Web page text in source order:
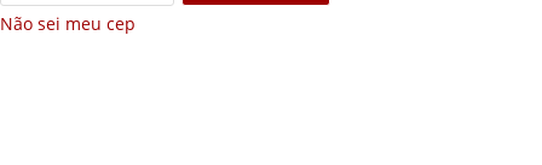
Não sei meu cep